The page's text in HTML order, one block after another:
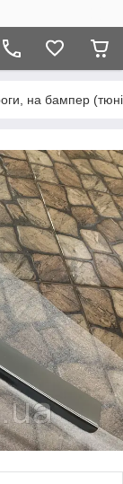
на бампер